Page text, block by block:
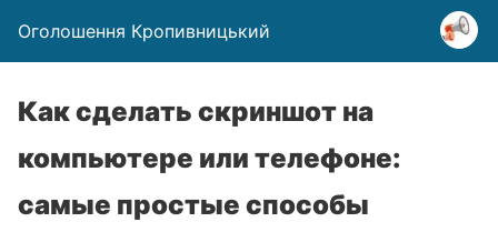
Оголошення Кропивницький
Как сделать скриншот на
компьютере или телефоне:
самые простые способы